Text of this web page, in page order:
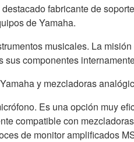
fabricante de
de Yamaha.
musicales. La
componentes
y mezcladoras
Es una opción muy
compatible con
de monitor amplificados